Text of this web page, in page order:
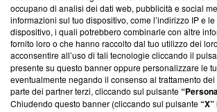
creare news di qualità. Inoltre, afferma la
‘Trust Project - News with Integrity’Blasting
ancora membro del programma, ma ha
parte; Trust Project non ha ancora effettuato
conformità agli standard.
Su di noi
occupano di analisi dei dati web, pubblicità e social
informazioni sul tuo dispositivo, come l’indirizzo IP e
dispositivo, i quali potrebbero combinarle con altre
fornito loro o che hanno raccolto dal tuo utilizzo dei
acconsentire all’uso di tali tecnologie cliccando il
presente su questo banner oppure personalizzare le
eventualmente negando il consenso al trattamento
parte dei partner terzi, cliccando sul pulsante
Chiudendo questo banner (cliccando sul pulsante“X”